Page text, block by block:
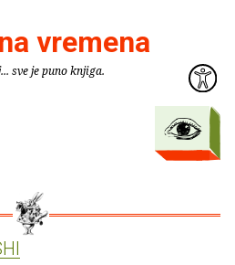
vremena
sve je puno knjiga.